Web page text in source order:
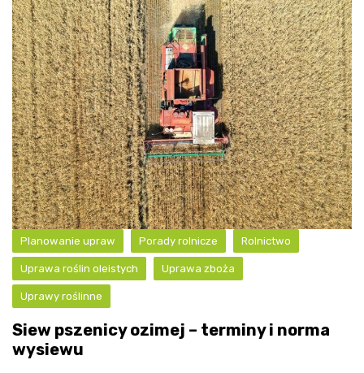
Planowanie upraw Porady rolnicze Rolnictwo
Uprawa roślin oleistych Uprawa zboża
Uprawy roślinne
Siew pszenicy ozimej – terminy i norma
wysiewu